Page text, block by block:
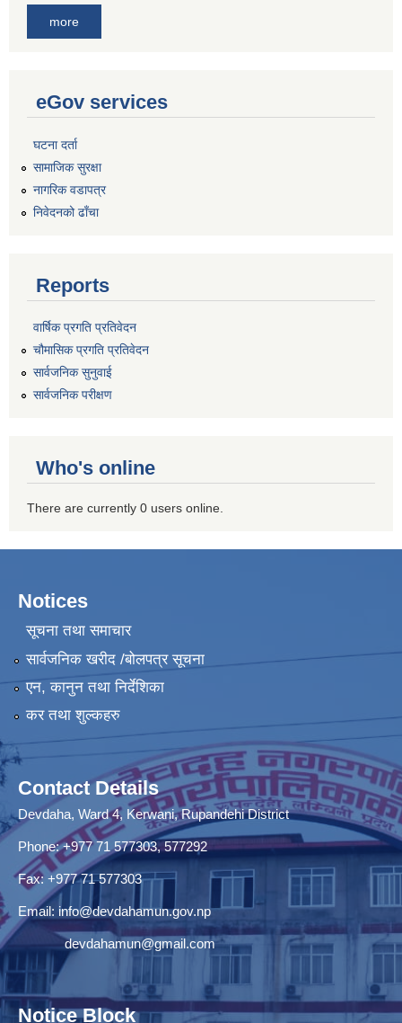
more
eGov services
घटना दर्ता
सामाजिक सुरक्षा
नागरिक वडापत्र
निवेदनको ढाँचा
Reports
वार्षिक प्रगति प्रतिवेदन
चौमासिक प्रगति प्रतिवेदन
सार्वजनिक सुनुवाई
सार्वजनिक परीक्षण
Who's online
There are currently 0 users online.
Notices
सूचना तथा समाचार
सार्वजनिक खरीद /बोलपत्र सूचना
एन, कानुन तथा निर्देशिका
कर तथा शुल्कहरु
Contact Details
Devdaha, Ward 4, Kerwani, Rupandehi District
Phone: +977 71 577303, 577292
Fax: +977 71 577303
Email: info@devdahamun.gov.np
devdahamun@gmail.com
Notice Block